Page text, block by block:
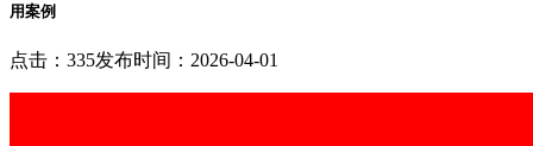
用案例
点击：335发布时间：2026-04-01